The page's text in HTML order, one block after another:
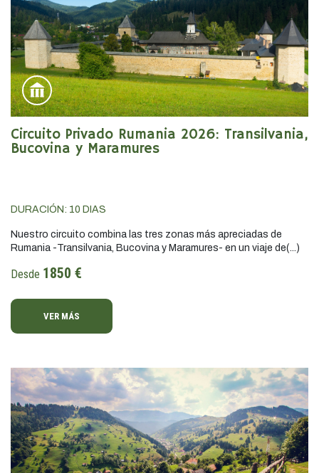
Circuito Privado Rumania 2026: Transilvania,
Bucovina y Maramures
DURACIÓN: 10 DIAS
Nuestro circuito combina las tres zonas más apreciadas de
Rumania -Transilvania, Bucovina y Maramures- en un viaje de(...)
Desde 1850 €
VER MÁS